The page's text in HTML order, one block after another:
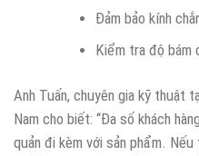
Đảm bảo kính
Kiểm tra độ bám
Anh Tuấn, chuyên gia kỹ thuật
Nam cho biết: “Đa số khách
quản đi kèm với sản phẩm.